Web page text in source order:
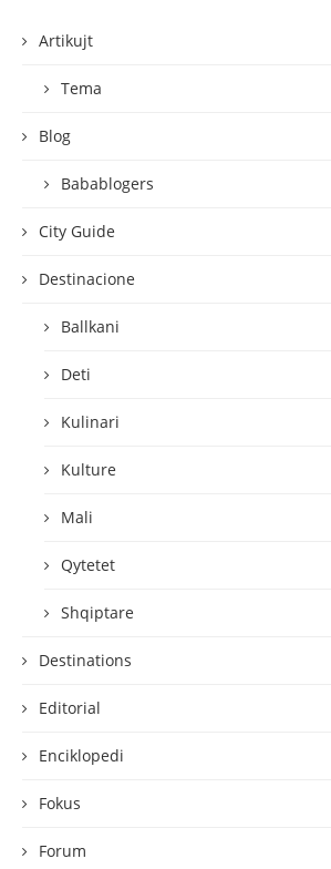
Artikujt
Tema
Blog
Babablogers
City Guide
Destinacione
Ballkani
Deti
Kulinari
Kulture
Mali
Qytetet
Shqiptare
Destinations
Editorial
Enciklopedi
Fokus
Forum